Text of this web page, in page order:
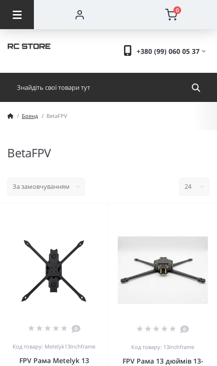
0
+380 (99) 060 05 37
Бренд BetaFPV
BetaFPV
0
Код товару: Metelyk13Inchframe
FPV Рама Metelyk 13
0
Код товару: 13Inchframe
FPV Рама 13 дюймів 13-